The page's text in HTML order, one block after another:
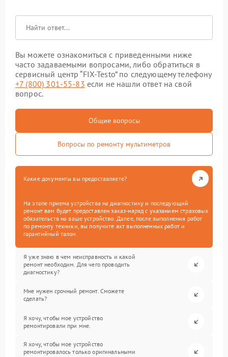
Вы можете ознакомиться с приведенными ниже
часто задаваемыми вопросами, либо обратиться в
сервисный центр “FIX-Testo” по следующему телефону
+7 (800) 301-55-83 если не нашли ответ на свой
вопрос.
Общие вопросы
Вопросы по ремонту мультиметров
Какие документы вы предоставляете?
На этапе приема устройства на диагностику и последующий
ремонт вам будет предоставлен заказ-наряд с указанием страховых
обязательств на ваше устройство. Далее, после выполнения работ
по ремонту техники, вы получите акт выполненных работ и
гарантийный талон.
Я уже знаю в чем неисправность и какой
ремонт необходим. Для чего проводить
диагностику?
Мне нужен срочный ремонт. Сможете
сделать?
Я хочу, чтобы мое устройство
ремонтировали при мне.
Я хочу, чтобы мое устройство
ремонтировалось только оригинальными